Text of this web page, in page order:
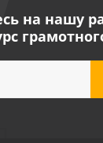
на нашу